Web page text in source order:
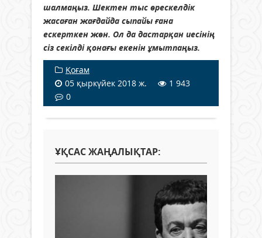
шалмаңыз. Шектен тыс өрескелдік
жасаған жағдайда сыпайы ғана
ескерткен жөн. Ол да дастарқан иесінің
сіз секілді қонағы екенін ұмытпаңыз.
Қоғам
05 қыркүйек 2018 ж.
1 943
0
ҰҚСАС ЖАҢАЛЫҚТАР: